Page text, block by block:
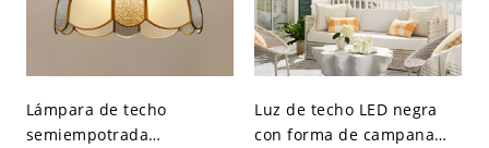
Lámpara de techo
semiempotrada
Luz de techo LED negra
con forma de campana